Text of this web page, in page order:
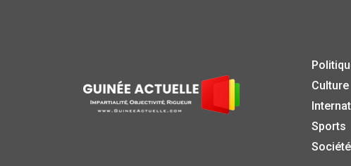
Culture
Sports
Société